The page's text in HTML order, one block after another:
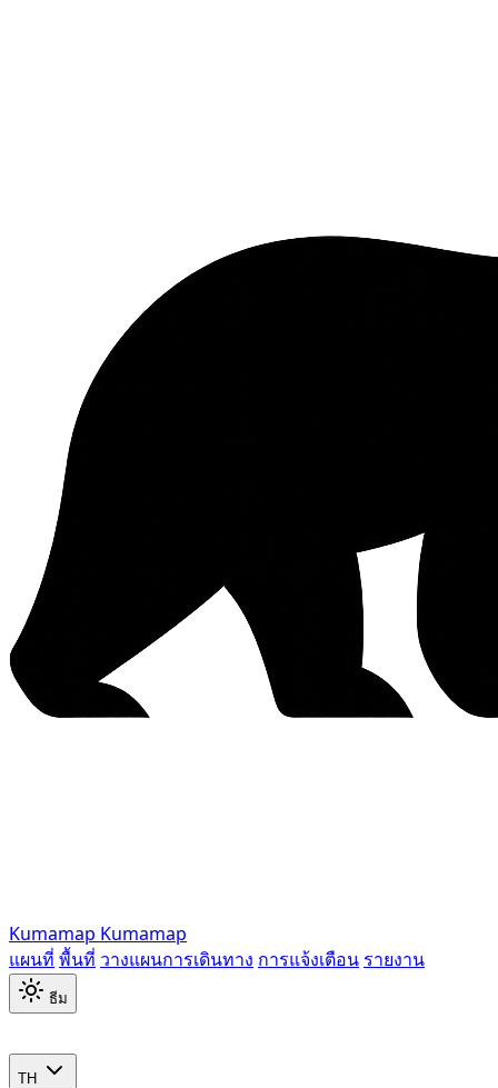
Kumamap Kumamap
แผนที่ พื้นที่ วางแผนการเดินทาง การแจ้งเตือน รายงาน
ธีม
TH